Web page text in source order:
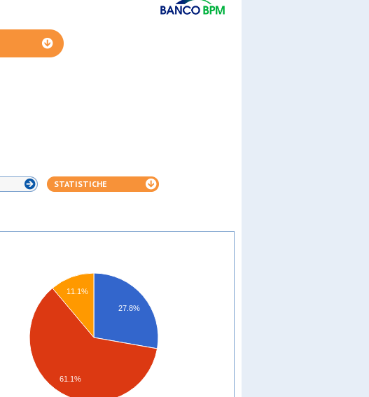
STATISTICHE
27.8%
11.1%
61.1%